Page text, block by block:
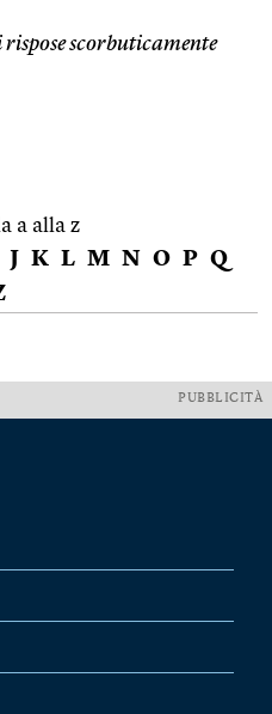
rispose scorbuticamente
a alla z
J K L M N O P Q
PUBBLICITÀ